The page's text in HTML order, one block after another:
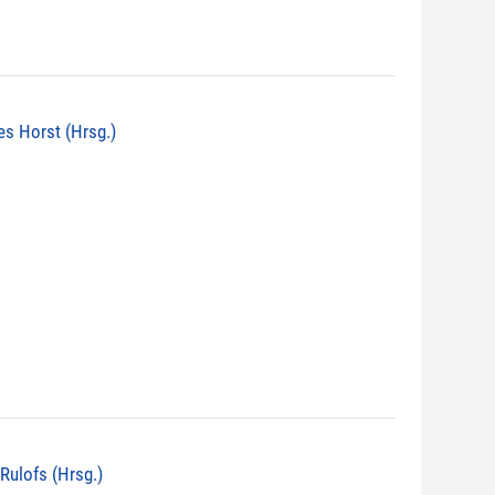
Horst (Hrsg.)
(Hrsg.)